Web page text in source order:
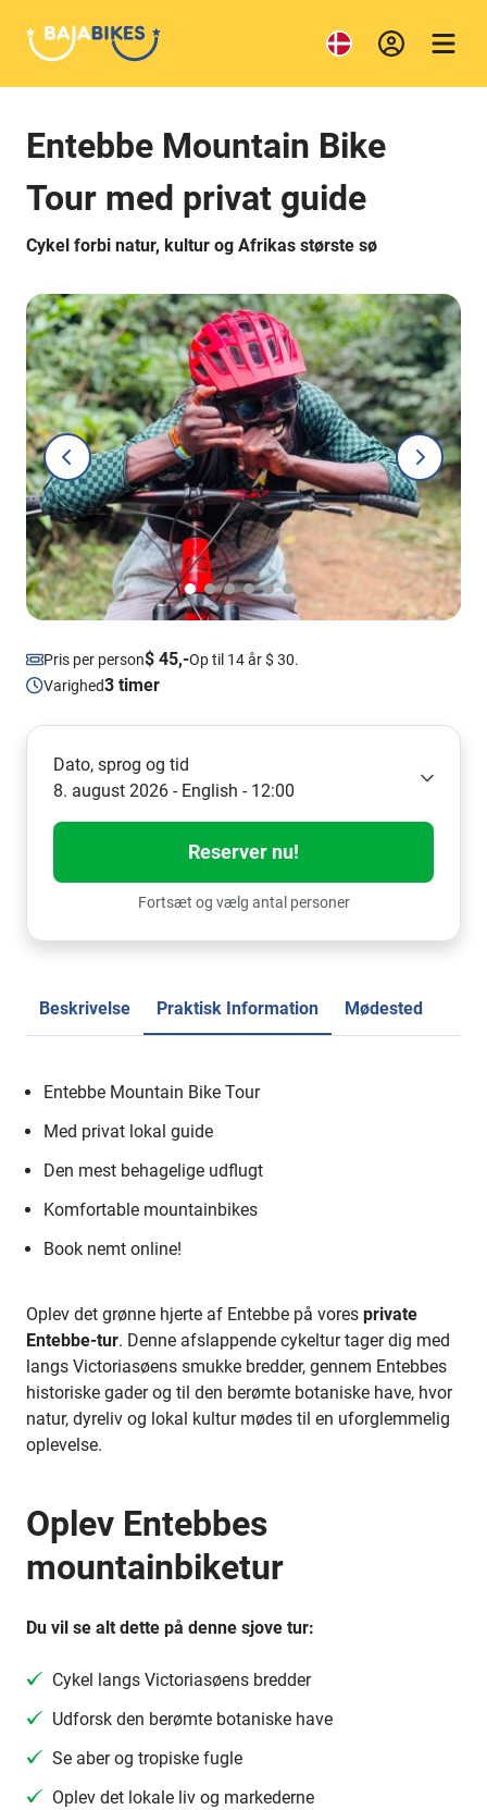
Entebbe Mountain Bike
Tour med privat guide
Cykel forbi natur, kultur og Afrikas største sø
Pris per person$ 45,-Op til 14 år $ 30.
Varighed3 timer
Dato, sprog og tid
8. august 2026 - English - 12:00
Reserver nu!
Fortsæt og vælg antal personer
Beskrivelse Praktisk Information Mødested
Entebbe Mountain Bike Tour
Med privat lokal guide
Den mest behagelige udflugt
Komfortable mountainbikes
Book nemt online!
Oplev det grønne hjerte af Entebbe på vores private
Entebbe-tur. Denne afslappende cykeltur tager dig med
langs Victoriasøens smukke bredder, gennem Entebbes
historiske gader og til den berømte botaniske have, hvor
natur, dyreliv og lokal kultur mødes til en uforglemmelig
oplevelse.
Oplev Entebbes
mountainbiketur
Du vil se alt dette på denne sjove tur:
Cykel langs Victoriasøens bredder
Udforsk den berømte botaniske have
Se aber og tropiske fugle
Oplev det lokale liv og markederne